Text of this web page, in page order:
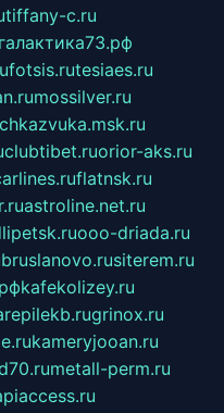
tiffany-c.ru
галактика73.рф
fotsis.rutesiaes.ru
mossilver.ru
clubtibet.ruorior-aks.ru
flatnsk.ru
astroline.net.ru
ooo-driada.ru
bruslanovo.rusiterem.ru
kafekolizey.ru
grinox.ru
kameryjooan.ru
metall-perm.ru